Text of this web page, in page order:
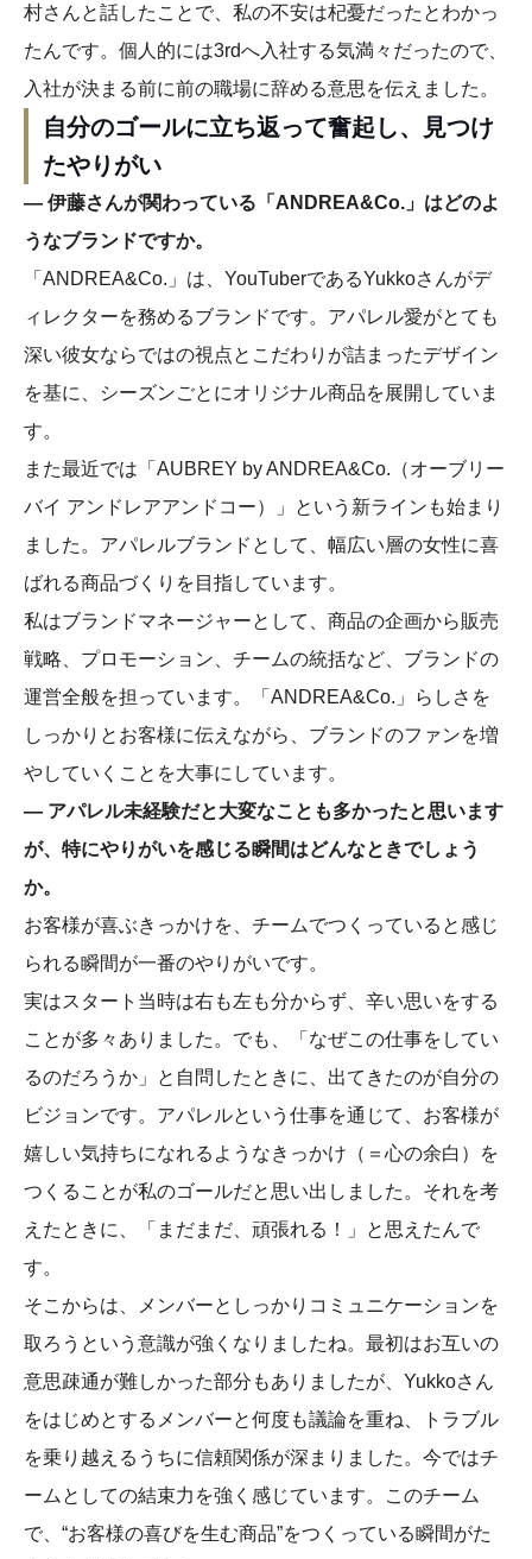
村さんと話したことで、私の不安は杞憂だったとわかっ
たんです。個人的には3rdへ入社する気満々だったので、
入社が決まる前に前の職場に辞める意思を伝えました。
自分のゴールに立ち返って奮起し、見つけ
たやりがい
― 伊藤さんが関わっている「ANDREA&Co.」はどのよ
うなブランドですか。
「ANDREA&Co.」は、YouTuberであるYukkoさんがデ
ィレクターを務めるブランドです。アパレル愛がとても
深い彼女ならではの視点とこだわりが詰まったデザイン
を基に、シーズンごとにオリジナル商品を展開していま
す。
また最近では「AUBREY by ANDREA&Co.（オーブリー
バイ アンドレアアンドコー）」という新ラインも始まり
ました。アパレルブランドとして、幅広い層の女性に喜
ばれる商品づくりを目指しています。
私はブランドマネージャーとして、商品の企画から販売
戦略、プロモーション、チームの統括など、ブランドの
運営全般を担っています。「ANDREA&Co.」らしさを
しっかりとお客様に伝えながら、ブランドのファンを増
やしていくことを大事にしています。
― アパレル未経験だと大変なことも多かったと思います
が、特にやりがいを感じる瞬間はどんなときでしょう
か。
お客様が喜ぶきっかけを、チームでつくっていると感じ
られる瞬間が一番のやりがいです。
実はスタート当時は右も左も分からず、辛い思いをする
ことが多々ありました。でも、「なぜこの仕事をしてい
るのだろうか」と自問したときに、出てきたのが自分の
ビジョンです。アパレルという仕事を通じて、お客様が
嬉しい気持ちになれるようなきっかけ（＝心の余白）を
つくることが私のゴールだと思い出しました。それを考
えたときに、「まだまだ、頑張れる！」と思えたんで
す。
そこからは、メンバーとしっかりコミュニケーションを
取ろうという意識が強くなりましたね。最初はお互いの
意思疎通が難しかった部分もありましたが、Yukkoさん
をはじめとするメンバーと何度も議論を重ね、トラブル
を乗り越えるうちに信頼関係が深まりました。今ではチ
ームとしての結束力を強く感じています。このチーム
で、“お客様の喜びを生む商品”をつくっている瞬間がた